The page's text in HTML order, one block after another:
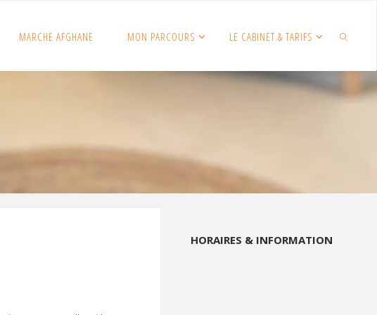
MARCHE AFGHANE MON PARCOURS LE CABINET & TARIFS
HORAIRES & INFORMATION